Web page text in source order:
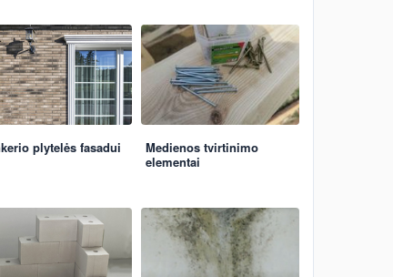
plytelės fasadui
Medienos tvirtinimo
elementai